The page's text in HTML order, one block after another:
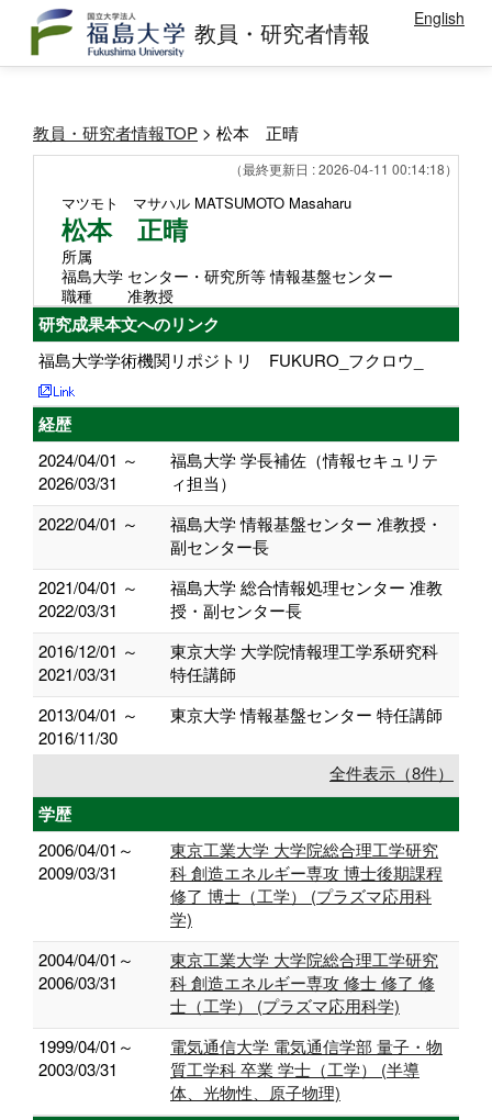
教員・研究者情報 English
教員・研究者情報TOP > 松本 正晴
（最終更新日 : 2026-04-11 00:14:18）
マツモト マサハル MATSUMOTO Masaharu
松本 正晴
所属
福島大学 センター・研究所等 情報基盤センター
職種
准教授
研究成果本文へのリンク
福島大学学術機関リポジトリ FUKURO_フクロウ_
経歴
2024/04/01 ～
2026/03/31
福島大学 学長補佐（情報セキュリテ
ィ担当）
2022/04/01 ～
福島大学 情報基盤センター 准教授・
副センター長
2021/04/01 ～
2022/03/31
福島大学 総合情報処理センター 准教
授・副センター長
2016/12/01 ～
2021/03/31
東京大学 大学院情報理工学系研究科
特任講師
2013/04/01 ～
2016/11/30
東京大学 情報基盤センター 特任講師
全件表示（8件）
学歴
2006/04/01～
2009/03/31
東京工業大学 大学院総合理工学研究
科 創造エネルギー専攻 博士後期課程
修了 博士（工学） (プラズマ応用科
学)
2004/04/01～
2006/03/31
東京工業大学 大学院総合理工学研究
科 創造エネルギー専攻 修士 修了 修
士（工学） (プラズマ応用科学)
1999/04/01～
2003/03/31
電気通信大学 電気通信学部 量子・物
質工学科 卒業 学士（工学） (半導
体、光物性、原子物理)